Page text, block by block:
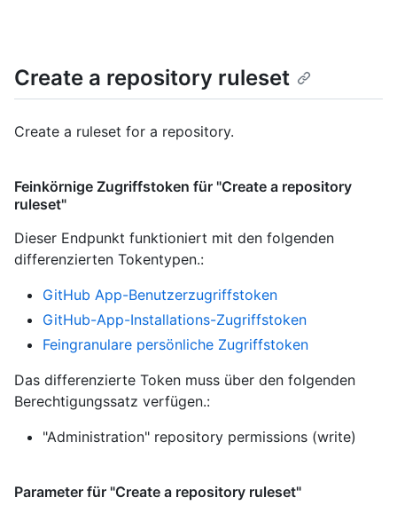
Create a repository ruleset
Create a ruleset for a repository.
Feinkörnige Zugriffstoken für "Create a repository
ruleset"
Dieser Endpunkt funktioniert mit den folgenden
differenzierten Tokentypen.:
GitHub App-Benutzerzugriffstoken
GitHub-App-Installations-Zugriffstoken
Feingranulare persönliche Zugriffstoken
Das differenzierte Token muss über den folgenden
Berechtigungssatz verfügen.:
"Administration" repository permissions (write)
Parameter für "Create a repository ruleset"